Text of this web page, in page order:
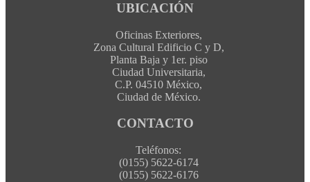
UBICACIÓN
Oficinas Exteriores,
Zona Cultural Edificio C y D,
Planta Baja y 1er. piso
Ciudad Universitaria,
C.P. 04510 México,
Ciudad de México.
CONTACTO
Teléfonos:
(0155) 5622-6174
(0155) 5622-6176